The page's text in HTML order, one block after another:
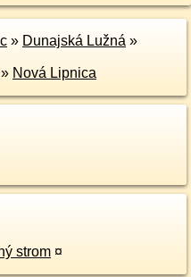
» Dunajská Lužná »
» Nová Lipnica
strom ¤